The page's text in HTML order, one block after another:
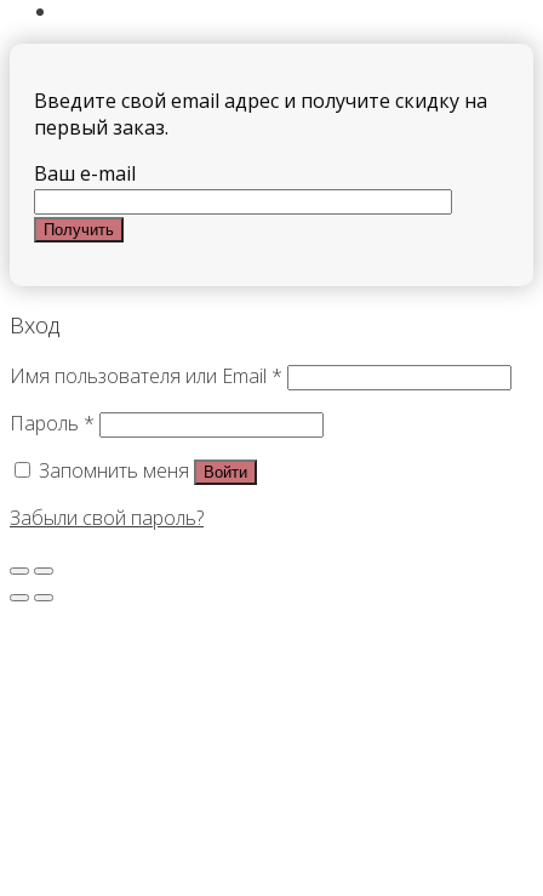
Введите свой email адрес и получите скидку на
первый заказ.
Ваш e-mail
Вход
Имя пользователя или Email *
Пароль *
Запомнить меня
Войти
Забыли свой пароль?